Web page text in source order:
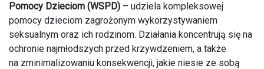
Pomocy Dzieciom (WSPD) – udziela kompleksowej
pomocy dzieciom zagrożonym wykorzystywaniem
seksualnym oraz ich rodzinom. Działania koncentrują się na
ochronie najmłodszych przed krzywdzeniem, a także
na zminimalizowaniu konsekwencji, jakie niesie ze sobą